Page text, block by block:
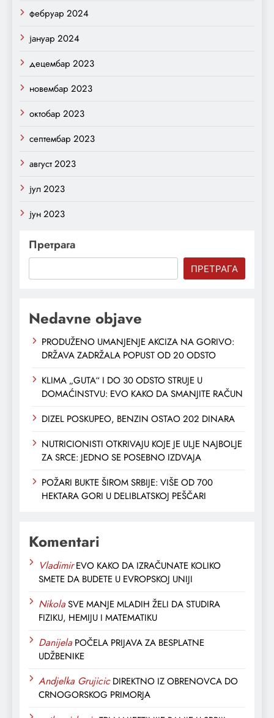
фебруар 2024
јануар 2024
децембар 2023
новембар 2023
октобар 2023
септембар 2023
август 2023
јул 2023
јун 2023
Претрага
ПРЕТРАГА
Nedavne objave
PRODUŽENO UMANJENJE AKCIZA NA GORIVO:
DRŽAVA ZADRŽALA POPUST OD 20 ODSTO
KLIMA „GUTA“ I DO 30 ODSTO STRUJE U
DOMAĆINSTVU: EVO KAKO DA SMANJITE RAČUN
DIZEL POSKUPEO, BENZIN OSTAO 202 DINARA
NUTRICIONISTI OTKRIVAJU KOJE JE ULJE NAJBOLJE
ZA SRCE: JEDNO SE POSEBNO IZDVAJA
POŽARI BUKTE ŠIROM SRBIJE: VIŠE OD 700
HEKTARA GORI U DELIBLATSKOJ PEŠČARI
Komentari
Vladimir EVO KAKO DA IZRAČUNATE KOLIKO
SMETE DA BUDETE U EVROPSKOJ UNIJI
NikolaSVE MANJE MLADIH ŽELI DA STUDIRA
FIZIKU, HEMIJU I MATEMATIKU
Danijela POČELA PRIJAVA ZA BESPLATNE
UDŽBENIKE
Andjelka Grujicic DIREKTNO IZ OBRENOVCA DO
CRNOGORSKOG PRIMORJA